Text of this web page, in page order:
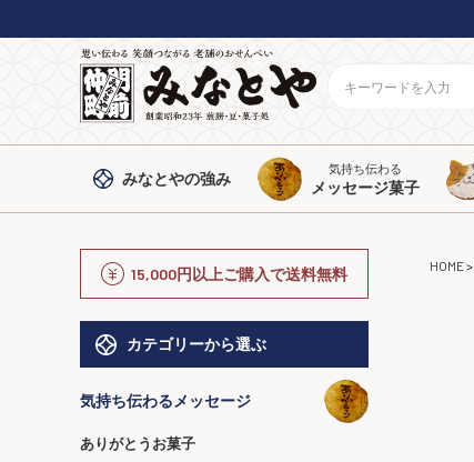
みなとやの強み
気持ち伝わる
メッセージ菓子
15,000円以上ご購入で送料無料
カテゴリーから選ぶ
気持ち伝わるメッセージ
ありがとうお菓子
HOME